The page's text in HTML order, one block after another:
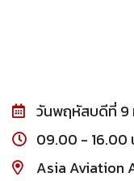
วันพฤหัสบดีที่ 9
09.00 - 16.00
Asia Aviation